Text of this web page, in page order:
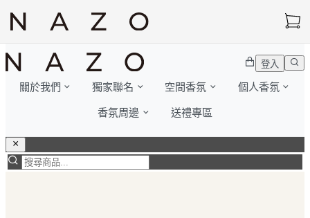
關於我們 獨家聯名 空間香氛 個人香氛
香氛周邊 送禮專區
登入